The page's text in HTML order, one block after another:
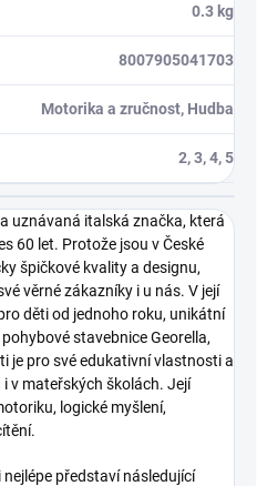
0.3 kg
8007905041703
Motorika a zručnost, Hudba
2, 3, 4, 5
uznávaná italská značka, která
60 let. Protože jsou v České
špičkové kvality a designu,
věrné zákazníky i u nás. V její
děti od jednoho roku, unikátní
stavebnice Georella,
je pro své edukativní vlastnosti a
v mateřských školách. Její
logické myšlení,
představí následující